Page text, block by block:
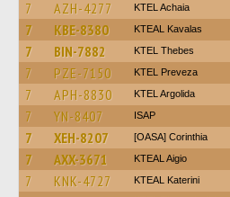
7 AZH-4277 KTEL Achaia
7 KBE-8380 KTEAL Kavalas
7 BIN-7882 KTEL Thebes
7 PZE-7150 KTEL Preveza
7 APH-8830 KTEL Argolida
7 YN-8407 ISAP
7 XEH-8207 [OASA] Corinthia
7 AXX-3671 KTEAL Aigio
7 KNK-4727 KTEAL Katerini